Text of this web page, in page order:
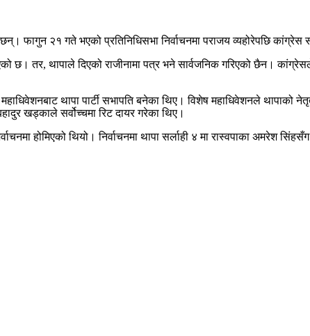
फागुन २१ गते भएको प्रतिनिधिसभा निर्वाचनमा पराजय व्यहोरेपछि कांग्रेस
छ। तर, थापाले दिएको राजीनामा पत्र भने सार्वजनिक गरिएको छैन।
थापा पार्टी सभापति बनेका थिए। विशेष महाधिवेशनले थापाको
खड्काले सर्वोच्चमा रिट दायर गरेका थिए।
होमिएको थियो। निर्वाचनमा थापा सर्लाही ४ मा रास्वपाका अमरेश